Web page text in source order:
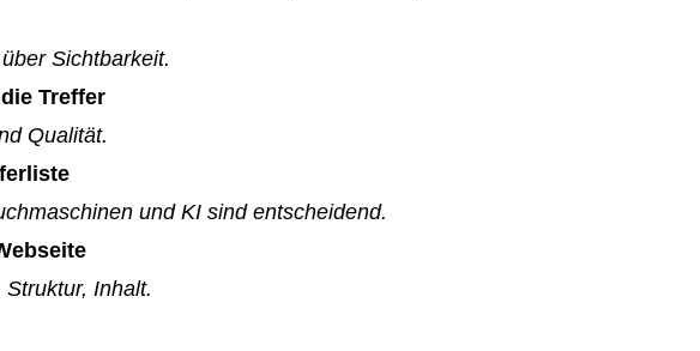
Sichtbarkeit.
Treffer
Qualität.
und KI sind entscheidend.
Inhalt.